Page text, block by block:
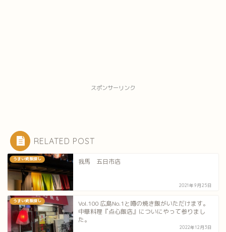
スポンサーリンク
RELATED POST
うまい焼飯探し 我馬 五日市店
2021年9月25日
うまい焼飯探し
Vol.100 広島No.1と噂の焼き飯がいただけます。
中華料理『点心飯店』についにやって参りまし
た。
2022年12月3日